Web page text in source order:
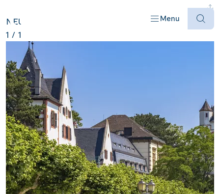
Menu
Offres
Destinations
Bateaux
NEU
1 / 1